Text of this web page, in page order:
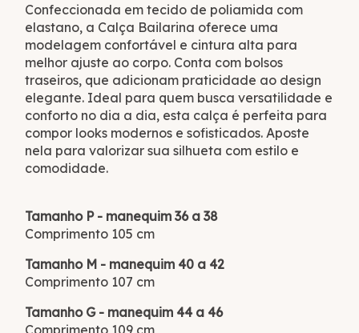
Confeccionada em tecido de poliamida com
elastano, a Calça Bailarina oferece uma
modelagem confortável e cintura alta para
melhor ajuste ao corpo. Conta com bolsos
traseiros, que adicionam praticidade ao design
elegante. Ideal para quem busca versatilidade e
conforto no dia a dia, esta calça é perfeita para
compor looks modernos e sofisticados. Aposte
nela para valorizar sua silhueta com estilo e
comodidade.
Tamanho P - manequim 36 a 38
Comprimento 105 cm
Tamanho M - manequim 40 a 42
Comprimento 107 cm
Tamanho G - manequim 44 a 46
Comprimento 109 cm